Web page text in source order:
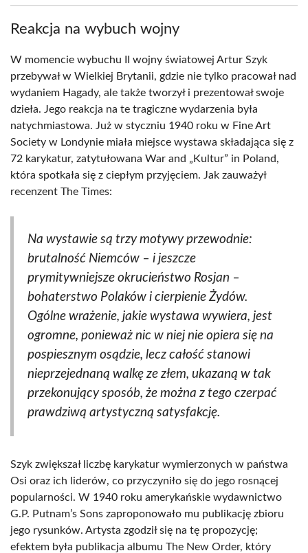
Reakcja na wybuch wojny
W momencie wybuchu II wojny światowej Artur Szyk
przebywał w Wielkiej Brytanii, gdzie nie tylko pracował nad
wydaniem Hagady, ale także tworzył i prezentował swoje
dzieła. Jego reakcja na te tragiczne wydarzenia była
natychmiastowa. Już w styczniu 1940 roku w Fine Art
Society w Londynie miała miejsce wystawa składająca się z
72 karykatur, zatytułowana War and „Kultur” in Poland,
która spotkała się z ciepłym przyjęciem. Jak zauważył
recenzent The Times:
Na wystawie są trzy motywy przewodnie:
brutalność Niemców – i jeszcze
prymitywniejsze okrucieństwo Rosjan –
bohaterstwo Polaków i cierpienie Żydów.
Ogólne wrażenie, jakie wystawa wywiera, jest
ogromne, ponieważ nic w niej nie opiera się na
pospiesznym osądzie, lecz całość stanowi
nieprzejednaną walkę ze złem, ukazaną w tak
przekonujący sposób, że można z tego czerpać
prawdziwą artystyczną satysfakcję.
Szyk zwiększał liczbę karykatur wymierzonych w państwa
Osi oraz ich liderów, co przyczyniło się do jego rosnącej
popularności. W 1940 roku amerykańskie wydawnictwo
G.P. Putnam’s Sons zaproponowało mu publikację zbioru
jego rysunków. Artysta zgodził się na tę propozycję;
efektem była publikacja albumu The New Order, który